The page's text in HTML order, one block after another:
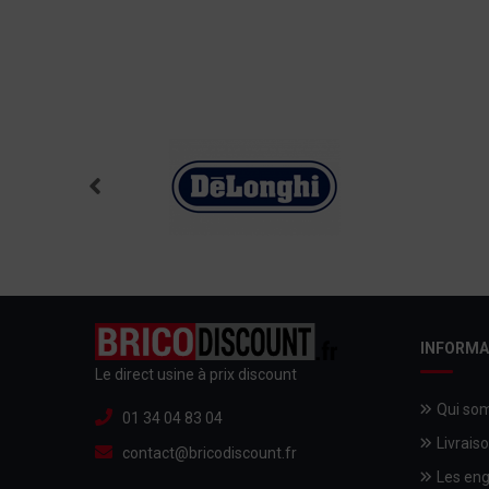
Le direct usine à prix discount
01 34 04 83 04
contact@bricodiscount.fr
Qui
Les